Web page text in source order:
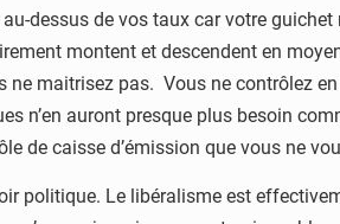
dessus de vos taux car votre
montent et descendent en
ne maitrisez pas. Vous ne contrôlez
n’en auront presque plus besoin
de caisse d’émission que vous ne
politique. Le libéralisme est